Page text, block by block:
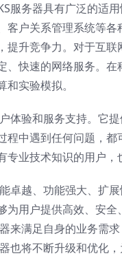
服务器具有广泛的适
客户关系管理系统等
提升竞争力。对于互
、快速的网络服务。
实验模拟。
体验和服务支持。它
程中遇到任何问题，
业技术知识的用户，
卓越、功能强大、扩
为用户提供高效、安
来满足自身的业务需
也将不断升级和优化